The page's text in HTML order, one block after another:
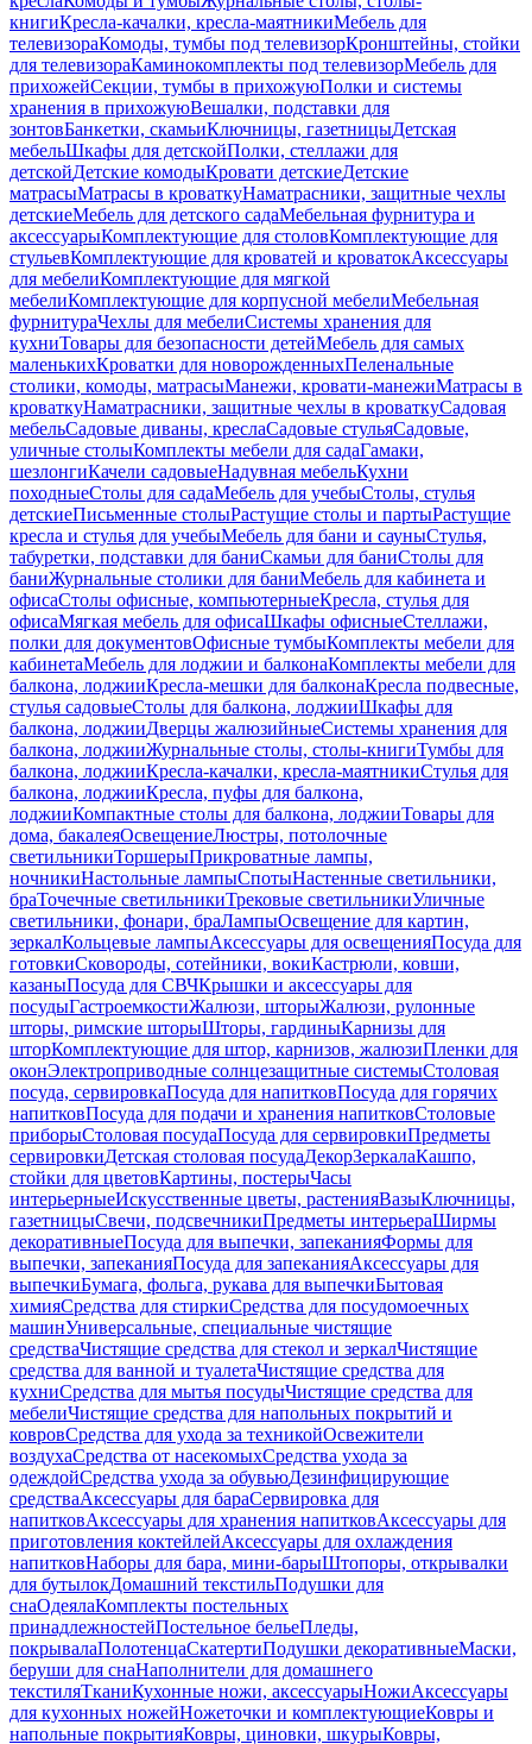
книгиКресла-качалки, кресла-маятникиМебель для
телевизораКомоды, тумбы под телевизорКронштейны, стойки
для телевизораКаминокомплекты под телевизорМебель для
прихожейСекции, тумбы в прихожуюПолки и системы
хранения в прихожуюВешалки, подставки для
зонтовБанкетки, скамьиКлючницы, газетницыДетская
мебельШкафы для детскойПолки, стеллажи для
детскойДетские комодыКровати детскиеДетские
матрасыМатрасы в кроваткуНаматрасники, защитные чехлы
детскиеМебель для детского садаМебельная фурнитура и
аксессуарыКомплектующие для столовКомплектующие для
стульевКомплектующие для кроватей и кроватокАксессуары
для мебелиКомплектующие для мягкой
мебелиКомплектующие для корпусной мебелиМебельная
фурнитураЧехлы для мебелиСистемы хранения для
кухниТовары для безопасности детейМебель для самых
маленькихКроватки для новорожденныхПеленальные
столики, комоды, матрасыМанежи, кровати-манежиМатрасы в
кроваткуНаматрасники, защитные чехлы в кроваткуСадовая
мебельСадовые диваны, креслаСадовые стульяСадовые,
уличные столыКомплекты мебели для садаГамаки,
шезлонгиКачели садовыеНадувная мебельКухни
походныеСтолы для садаМебель для учебыСтолы, стулья
детскиеПисьменные столыРастущие столы и партыРастущие
кресла и стулья для учебыМебель для бани и сауныСтулья,
табуретки, подставки для баниСкамьи для баниСтолы для
баниЖурнальные столики для баниМебель для кабинета и
офисаСтолы офисные, компьютерныеКресла, стулья для
офисаМягкая мебель для офисаШкафы офисныеСтеллажи,
полки для документовОфисные тумбыКомплекты мебели для
кабинетаМебель для лоджии и балконаКомплекты мебели для
балкона, лоджииКресла-мешки для балконаКресла подвесные,
стулья садовыеСтолы для балкона, лоджииШкафы для
балкона, лоджииДверцы жалюзийныеСистемы хранения для
балкона, лоджииЖурнальные столы, столы-книгиТумбы для
балкона, лоджииКресла-качалки, кресла-маятникиСтулья для
балкона, лоджииКресла, пуфы для балкона,
лоджииКомпактные столы для балкона, лоджииТовары для
дома, бакалеяОсвещениеЛюстры, потолочные
светильникиТоршерыПрикроватные лампы,
ночникиНастольные лампыСпотыНастенные светильники,
браТочечные светильникиТрековые светильникиУличные
светильники, фонари, браЛампыОсвещение для картин,
зеркалКольцевые лампыАксессуары для освещенияПосуда для
готовкиСковороды, сотейники, вокиКастрюли, ковши,
казаныПосуда для СВЧКрышки и аксессуары для
посудыГастроемкостиЖалюзи, шторыЖалюзи, рулонные
шторы, римские шторыШторы, гардиныКарнизы для
шторКомплектующие для штор, карнизов, жалюзиПленки для
оконЭлектроприводные солнцезащитные системыСтоловая
посуда, сервировкаПосуда для напитковПосуда для горячих
напитковПосуда для подачи и хранения напитковСтоловые
приборыСтоловая посудаПосуда для сервировкиПредметы
сервировкиДетская столовая посудаДекорЗеркалаКашпо,
стойки для цветовКартины, постерыЧасы
интерьерныеИскусственные цветы, растенияВазыКлючницы,
газетницыСвечи, подсвечникиПредметы интерьераШирмы
декоративныеПосуда для выпечки, запеканияФормы для
выпечки, запеканияПосуда для запеканияАксессуары для
выпечкиБумага, фольга, рукава для выпечкиБытовая
химияСредства для стиркиСредства для посудомоечных
машинУниверсальные, специальные чистящие
средстваЧистящие средства для стекол и зеркалЧистящие
средства для ванной и туалетаЧистящие средства для
кухниСредства для мытья посудыЧистящие средства для
мебелиЧистящие средства для напольных покрытий и
ковровСредства для ухода за техникойОсвежители
воздухаСредства от насекомыхСредства ухода за
одеждойСредства ухода за обувьюДезинфицирующие
средстваАксессуары для бараСервировка для
напитковАксессуары для хранения напитковАксессуары для
приготовления коктейлейАксессуары для охлаждения
напитковНаборы для бара, мини-барыШтопоры, открывалки
для бутылокДомашний текстильПодушки для
снаОдеялаКомплекты постельных
принадлежностейПостельное бельеПледы,
покрывалаПолотенцаСкатертиПодушки декоративныеМаски,
беруши для снаНаполнители для домашнего
текстиляТканиКухонные ножи, аксессуарыНожиАксессуары
для кухонных ножейНожеточки и комплектующиеКовры и
напольные покрытияКовры, циновки, шкурыКовры,